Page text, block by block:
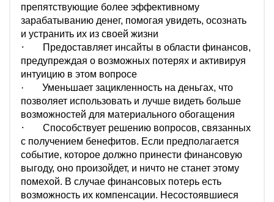
препятствующие более эффективному
зарабатыванию денег, помогая увидеть, осознать
и устранить их из своей жизни
·
Предоставляет инсайты в области финансов,
предупреждая о возможных потерях и активируя
интуицию в этом вопросе
·
Уменьшает зацикленность на деньгах, что
позволяет использовать и лучше видеть больше
возможностей для материального обогащения
·
Способствует решению вопросов, связанных
с получением бенефитов. Если предполагается
событие, которое должно принести финансовую
выгоду, оно произойдет, и ничто не станет этому
помехой. В случае финансовых потерь есть
возможность их компенсации. Несостоявшиеся